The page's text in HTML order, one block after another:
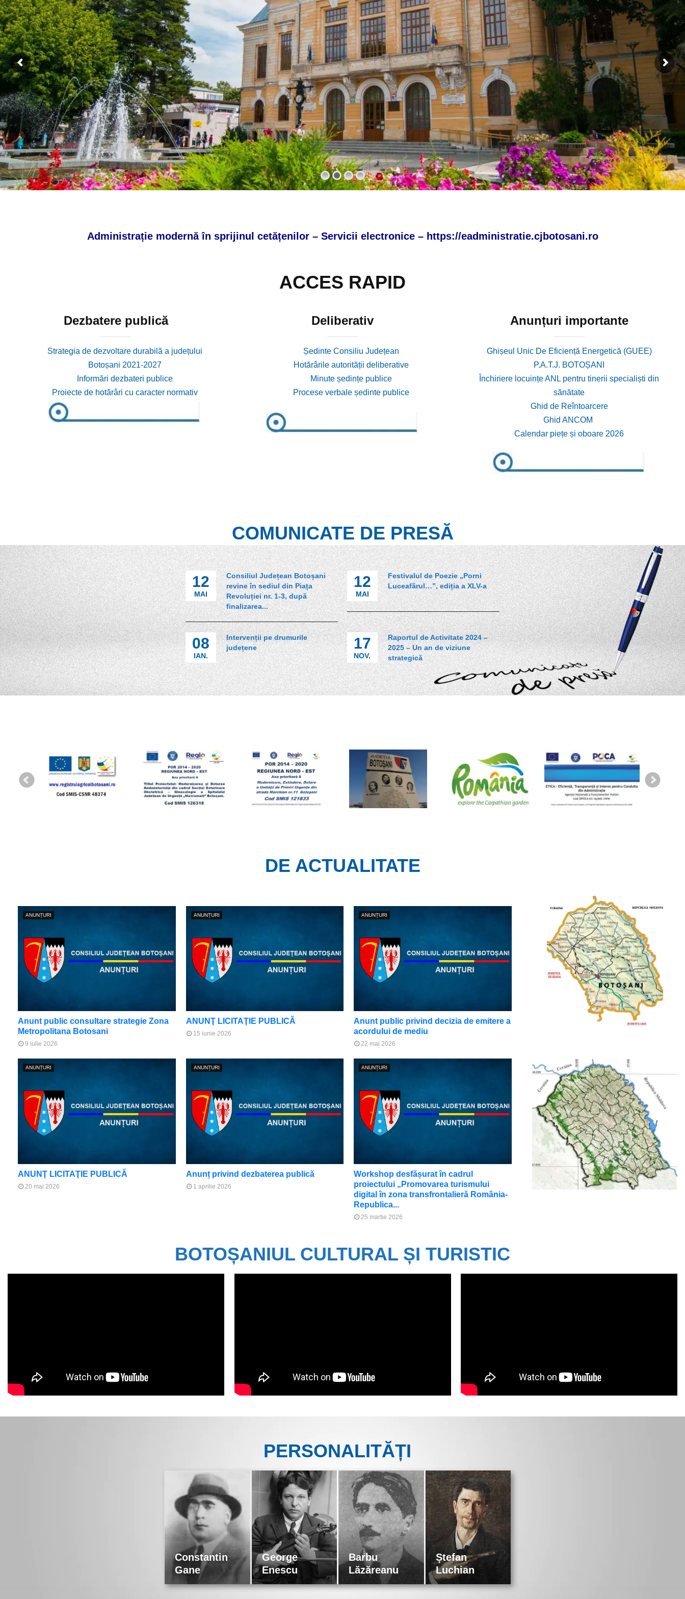
Administrație modernă în sprijinul cetățenilor – Servicii electronice – https://eadministratie.cjbotosani.ro
ACCES RAPID
Dezbatere publică
Strategia de dezvoltare durabilă a județului
Botoșani 2021-2027
Informări dezbateri publice
Proiecte de hotărâri cu caracter normativ
Deliberativ
Ședinte Consiliu Județean
Hotărârile autorității deliberative
Minute ședințe publice
Procese verbale ședinte publice
Anunțuri importante
Ghișeul Unic De Eficiență Energetică (GUEE)
P.A.T.J. BOTOȘANI
Închiriere locuințe ANL pentru tinerii specialiști din
sănătate
Ghid de Reîntoarcere
Ghid ANCOM
Calendar piețe și oboare 2026
COMUNICATE DE PRESĂ
12
MAI
Consiliul Județean Botoșani
revine în sediul din Piața
Revoluției nr. 1-3, după
finalizarea...
12
MAI
Festivalul de Poezie „Porni
Luceafărul…”, ediția a XLV-a
08
IAN.
Intervenții pe drumurile
județene
17
NOV.
Raportul de Activitate 2024 –
2025 – Un an de viziune
strategică
DE ACTUALITATE
ANUNȚURI
Anunt public consultare strategie Zona
Metropolitana Botosani
9 iulie 2026
ANUNȚURI
ANUNŢ LICITAŢIE PUBLICĂ
15 iunie 2026
ANUNȚURI
Anunt public privind decizia de emitere a
acordului de mediu
22 mai 2026
ANUNȚURI
ANUNŢ LICITAŢIE PUBLICĂ
20 mai 2026
ANUNȚURI
Anunț privind dezbaterea publică
1 aprilie 2026
ANUNȚURI
Workshop desfășurat în cadrul
proiectului „Promovarea turismului
digital în zona transfrontalieră România-
Republica...
25 martie 2026
Plan de
menținere a
calității
aerului
Detalii
Harta de hazard și
risc la inundații
Scenarii de
inundabilitate(conform Directivei
2007/60/CE)
BOTOȘANIUL CULTURAL ȘI TURISTIC
PERSONALITĂȚI
Constantin
Gane
George
Enescu
Barbu
Lăzăreanu
Ștefan
Luchian